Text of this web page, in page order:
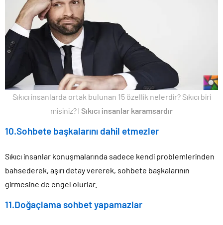
Sıkıcı insanlarda ortak bulunan 15 özellik nelerdir? Sıkıcı biri
misiniz? | Sıkıcı insanlar karamsardır
10.Sohbete başkalarını dahil etmezler
Sıkıcı insanlar konuşmalarında sadece kendi problemlerinden
bahsederek, aşırı detay vererek, sohbete başkalarının
girmesine de engel olurlar.
11.Doğaçlama sohbet yapamazlar